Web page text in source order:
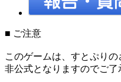
■ ご注意
このゲームは、すとぷりの
非公式となりますのでご了